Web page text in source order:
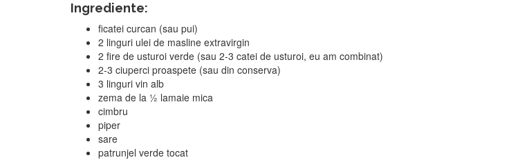
Ingrediente:
ficatei curcan (sau pui)
2 linguri ulei de masline extravirgin
2 fire de usturoi verde (sau 2-3 catei de usturoi, eu am combinat)
2-3 ciuperci proaspete (sau din conserva)
3 linguri vin alb
zema de la ½ lamaie mica
cimbru
piper
sare
patrunjel verde tocat